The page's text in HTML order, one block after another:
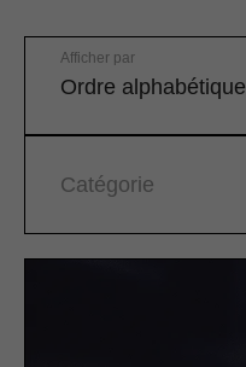
Ordre alphabétique
Afficher par
Catégorie